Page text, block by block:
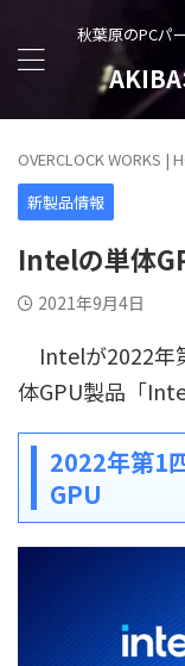
秋葉原のPCパ
OVERCLOCK WORKS |
新製品情報
Intelの単体
2021年9月4日
Intelが2022年
体GPU製品「
2022年第1
GPU